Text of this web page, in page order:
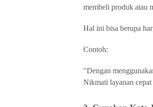
membeli produk atau
Hal ini bisa berupa
Contoh:
"Dengan
Nikmati layanan